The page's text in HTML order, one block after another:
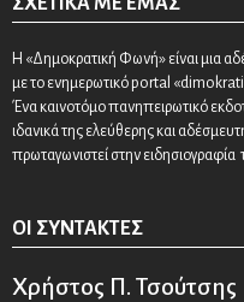
Η «Δημοκρατική Φωνή» είναι μια
με το ενημερωτικό portal
Ένα καινοτόμο πανηπειρωτικό
ιδανικά της ελεύθερης και
πρωταγωνιστεί στην ειδησιογραφία
ΟΙ ΣΥΝΤΆΚΤΕΣ
Χρήστος Π. Τσούτσης